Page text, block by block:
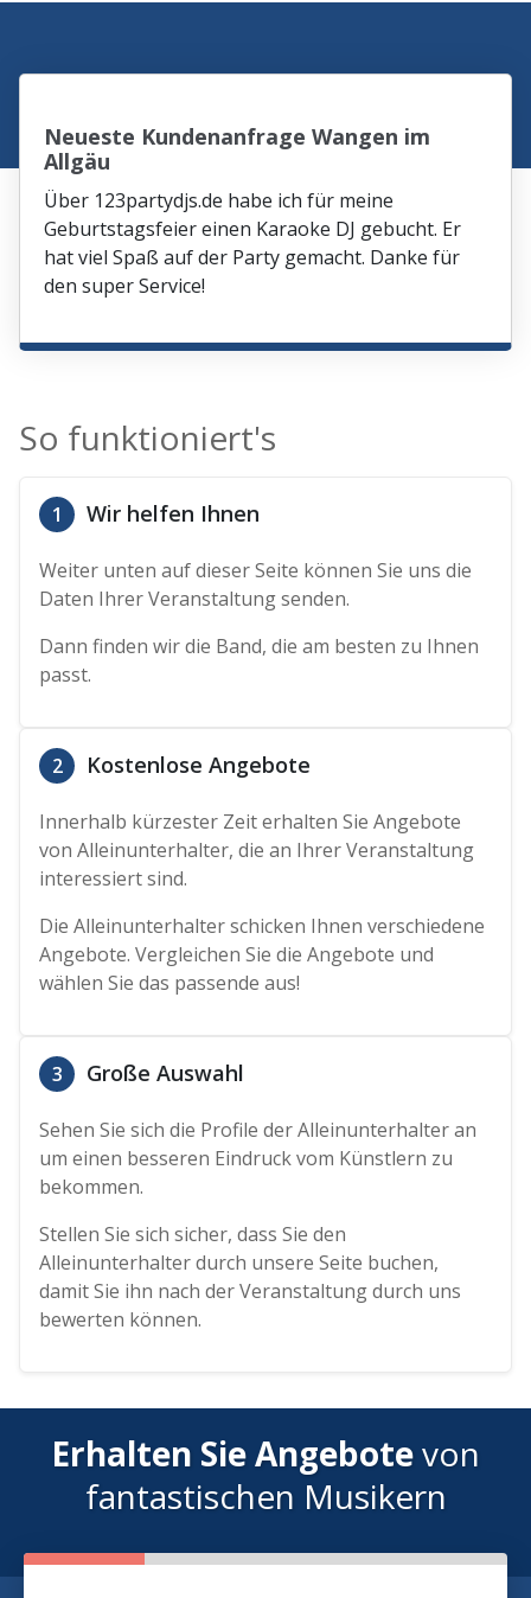
Neueste Kundenanfrage Wangen im
Allgäu
Über 123partydjs.de habe ich für meine
Geburtstagsfeier einen Karaoke DJ gebucht. Er
hat viel Spaß auf der Party gemacht. Danke für
den super Service!
So funktioniert's
1 Wir helfen Ihnen
Weiter unten auf dieser Seite können Sie uns die
Daten Ihrer Veranstaltung senden.
Dann finden wir die Band, die am besten zu Ihnen
passt.
2 Kostenlose Angebote
Innerhalb kürzester Zeit erhalten Sie Angebote
von Alleinunterhalter, die an Ihrer Veranstaltung
interessiert sind.
Die Alleinunterhalter schicken Ihnen verschiedene
Angebote. Vergleichen Sie die Angebote und
wählen Sie das passende aus!
3 Große Auswahl
Sehen Sie sich die Profile der Alleinunterhalter an
um einen besseren Eindruck vom Künstlern zu
bekommen.
Stellen Sie sich sicher, dass Sie den
Alleinunterhalter durch unsere Seite buchen,
damit Sie ihn nach der Veranstaltung durch uns
bewerten können.
Erhalten Sie Angebotevon
fantastischen Musikern